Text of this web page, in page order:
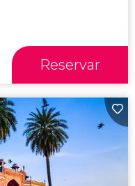
Reservar